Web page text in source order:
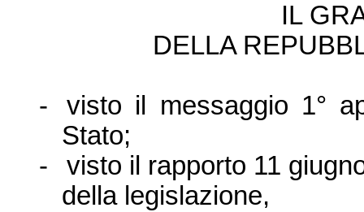
IL
DELLA
-
visto il messaggio 1°
Stato;
-
visto il rapporto 11
della legislazione,